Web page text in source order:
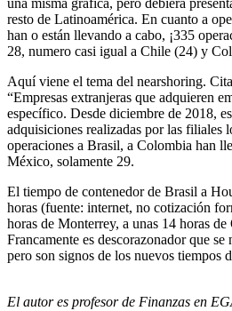
una misma gráfica, pero debiera
resto de Latinoamérica. En cuanto a
han o están llevando a cabo, ¡335
28, numero casi igual a Chile (24) y
Aquí viene el tema del nearshoring.
“Empresas extranjeras que adquieren
específico. Desde diciembre de 2018,
adquisiciones realizadas por las filiales
operaciones a Brasil, a Colombia han
México, solamente 29.
El tiempo de contenedor de Brasil a
horas (fuente: internet, no cotización
horas de Monterrey, a unas 14 horas
Francamente es descorazonador que
pero son signos de los nuevos tiempos
El autor es profesor de Finanzas en